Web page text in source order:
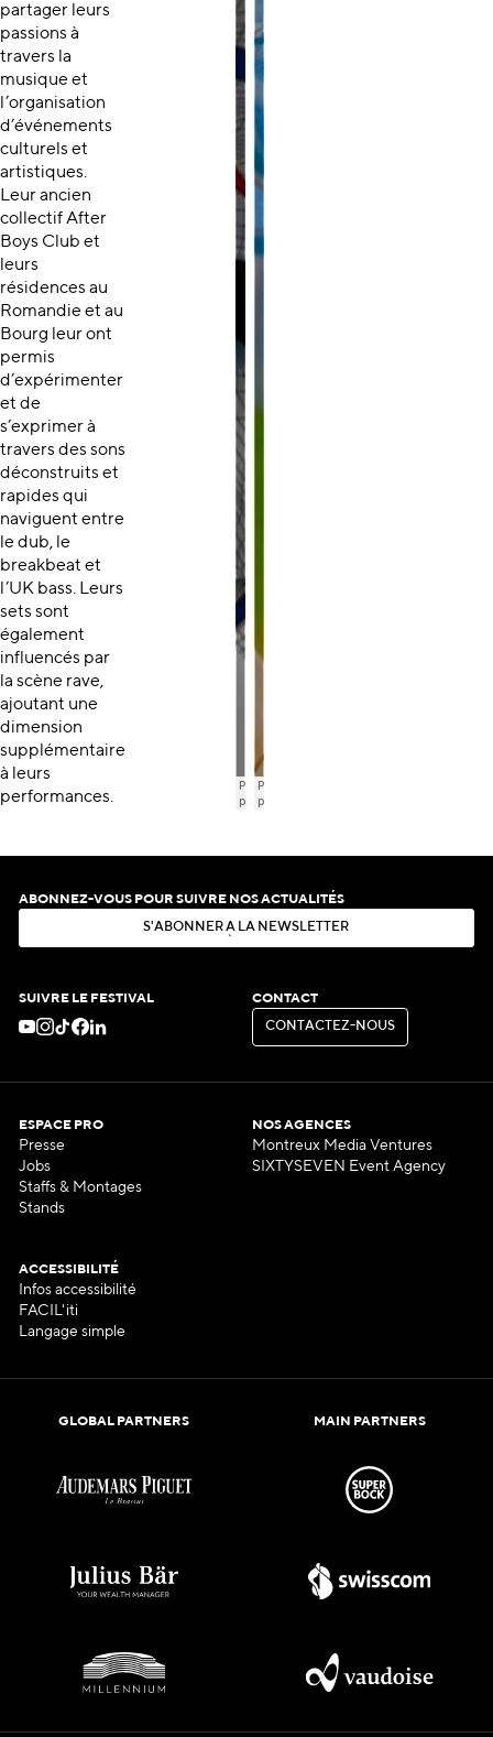
partager leurs
passions à
travers la
musique et
l’organisation
d’événements
culturels et
artistiques.
Leur ancien
collectif After
Boys Club et
leurs
résidences au
Romandie et au
Bourg leur ont
permis
d’expérimenter
et de
s’exprimer à
travers des sons
déconstruits et
rapides qui
naviguent entre
le dub, le
breakbeat et
l’UK bass. Leurs
sets sont
également
influencés par
la scène rave,
ajoutant une
dimension
supplémentaire
à leurs
performances.
ABONNEZ-VOUS POUR SUIVRE NOS ACTUALITÉS
S'ABON N ER À LA N EWSLE ER
SUIVRE LE FESTIVAL CONTACT
CON ACT EZ-N OUS
CONTACTEZ-NOUS
ESPACE PRO
Presse
Jobs
Staffs & Montages
Stands
NOS AGENCES
Montreux Media Ventures
SIXTYSEVEN Event Agency
ACCESSIBILITÉ
Infos accessibilité
FACIL'iti
Langage simple
GLOBAL PARTNERS MAIN PARTNERS